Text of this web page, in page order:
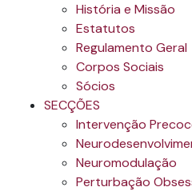
História e Missão
Estatutos
Regulamento Geral
Corpos Sociais
Sócios
SECÇÕES
Intervenção
Neuromodulação
Perturbação